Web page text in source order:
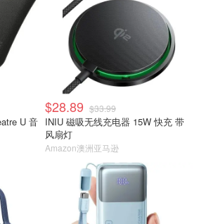
U 音
$28.89 $33.99
INIU 磁吸无线充电器 15W 快充 带
风扇灯
Amazon澳洲亚马逊